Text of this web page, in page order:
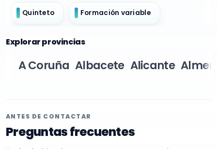
Quinteto Formación variable
Explorar provincias
A Coruña Albacete Alicante
ANTES DE CONTACTAR
Preguntas frecuentes